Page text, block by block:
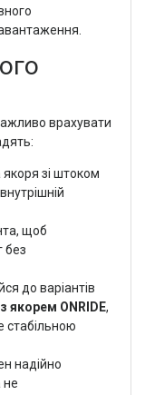
врахувати
якоря зі штоком
щоб
без
до варіантів
якорем ONRIDE,
стабільною
надійно
не